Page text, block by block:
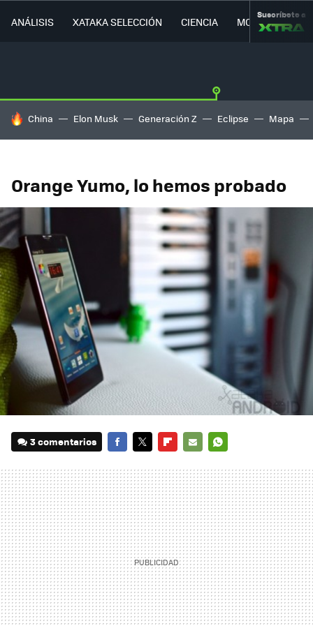
ANÁLISIS XATAKA SELECCIÓN CIENCIA MOVILIDAD
Suscríbete a
HOY SE HABLA DE
China Elon Musk Generación Z Eclipse Mapa
Orange Yumo, lo hemos probado
3 comentarios
MAIL